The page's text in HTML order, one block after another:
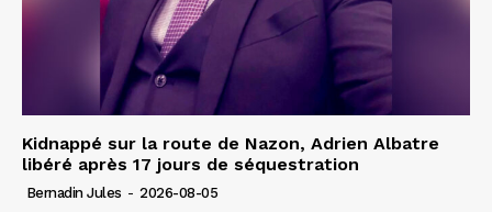
Kidnappé sur la route de Nazon, Adrien Albatre
libéré après 17 jours de séquestration
Bernadin Jules - 2026-08-05